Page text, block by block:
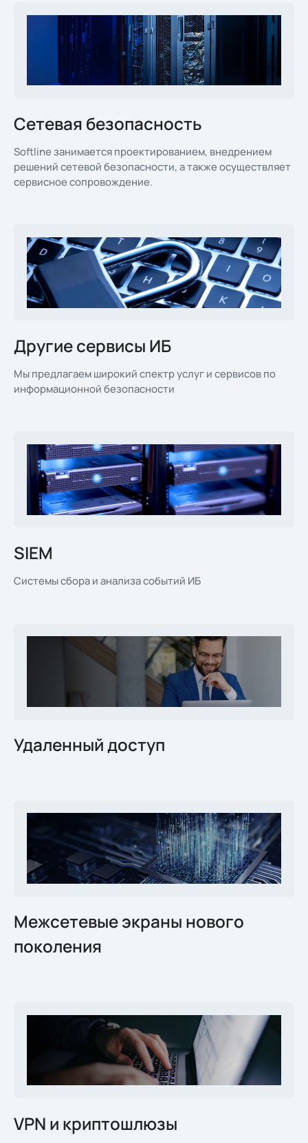
Сетевая безопасность
Softline занимается проектированием, внедрением
решений сетевой безопасности, а также осуществляет
сервисное сопровождение.
Другие сервисы ИБ
Мы предлагаем широкий спектр услуг и сервисов по
информационной безопасности
SIEM
Системы сбора и анализа событий ИБ
Удаленный доступ
Межсетевые экраны нового
поколения
VPN и криптошлюзы